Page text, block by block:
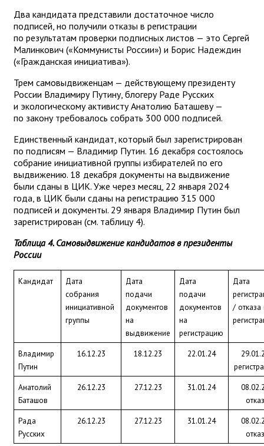
Два кандидата представили достаточное число
подписей, но получили отказы в регистрации
по результатам проверки подписных листов — это Сергей
Малинкович («Коммунисты России») и Борис Надеждин
(«Гражданская инициатива»).
Трем самовыдвиженцам — действующему президенту
России Владимиру Путину, блогеру Раде Русских
и экологическому активисту Анатолию Баташеву —
по закону требовалось собрать 300 000 подписей.
Единственный кандидат, который был зарегистрирован
по подписям — Владимир Путин. 16 декабря состоялось
собрание инициативной группы избирателей по его
выдвижению. 18 декабря документы на выдвижение
были сданы в ЦИК. Уже через месяц, 22 января 2024
года, в ЦИК были сданы на регистрацию 315 000
подписей и документы. 29 января Владимир Путин был
зарегистрирован (см. таблицу 4).
Таблица 4. Самовыдвижение кандидатов в президенты
России
Кандидат
Дата
собрания
инициативной
группы
Дата
подачи
документов
на
выдвижение
Дата
подачи
документов
на
регистрацию
Дата
/ отказа
Владимир
Путин
16.12.23 18.12.23 22.01.24
Анатолий
Баташов
26.12.23 27.12.23 31.01.24
отказ
Рада
Русских
26.12.23 27.12.23 31.01.24
отказ